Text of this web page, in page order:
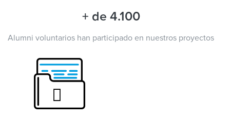
+ de 4.100
Alumni voluntarios han participado en nuestros proyectos